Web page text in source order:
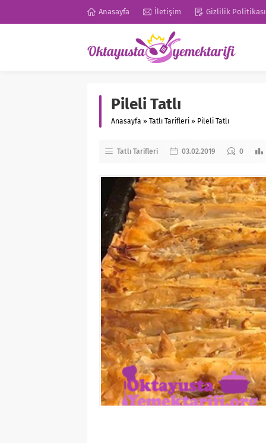
Anasayfa İletişim Gizlilik Politikası
Pileli Tatlı
Anasayfa » Tatlı Tarifleri » Pileli Tatlı
Tatlı Tarifleri 03.02.2019 0